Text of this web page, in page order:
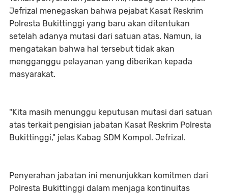
Jefrizal menegaskan bahwa pejabat Kasat Reskrim
Polresta Bukittinggi yang baru akan ditentukan
setelah adanya mutasi dari satuan atas. Namun, ia
mengatakan bahwa hal tersebut tidak akan
mengganggu pelayanan yang diberikan kepada
masyarakat.
"Kita masih menunggu keputusan mutasi dari satuan
atas terkait pengisian jabatan Kasat Reskrim Polresta
Bukittinggi," jelas Kabag SDM Kompol. Jefrizal.
Penyerahan jabatan ini menunjukkan komitmen dari
Polresta Bukittinggi dalam menjaga kontinuitas